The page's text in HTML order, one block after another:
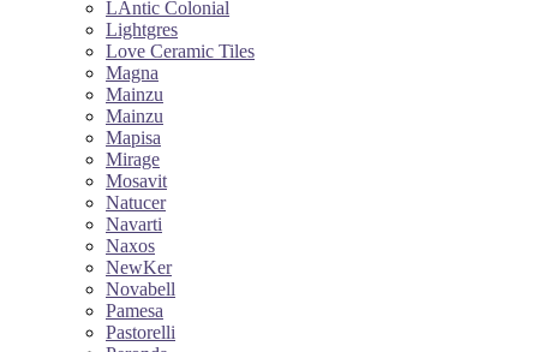
LAntic Colonial
Lightgres
Love Ceramic Tiles
Magna
Mainzu
Mainzu
Mapisa
Mirage
Mosavit
Natucer
Navarti
Naxos
NewKer
Novabell
Pamesa
Pastorelli